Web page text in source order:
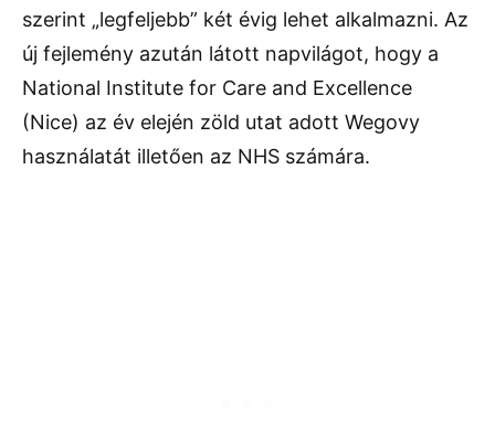
szerint „legfeljebb” két évig lehet alkalmazni. Az
új fejlemény azután látott napvilágot, hogy a
National Institute for Care and Excellence
(Nice) az év elején zöld utat adott Wegovy
használatát illetően az NHS számára.